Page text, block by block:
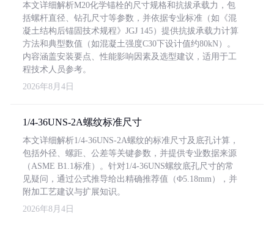
本文详细解析M20化学锚栓的尺寸规格和抗拔承载力，包
括螺杆直径、钻孔尺寸等参数，并依据专业标准（如《混
凝土结构后锚固技术规程》JGJ 145）提供抗拔承载力计算
方法和典型数值（如混凝土强度C30下设计值约80kN）。
内容涵盖安装要点、性能影响因素及选型建议，适用于工
程技术人员参考。
2026年8月4日
1/4-36UNS-2A螺纹标准尺寸
本文详细解析1/4-36UNS-2A螺纹的标准尺寸及底孔计算，
包括外径、螺距、公差等关键参数，并提供专业数据来源
（ASME B1.1标准）。针对1/4-36UNS螺纹底孔尺寸的常
见疑问，通过公式推导给出精确推荐值（Φ5.18mm），并
附加工艺建议与扩展知识。
2026年8月4日